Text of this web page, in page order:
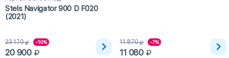
Stels Navigator 900 D F020
(2021)
23 170 -10%
20 900
11 870 -7%
11 080